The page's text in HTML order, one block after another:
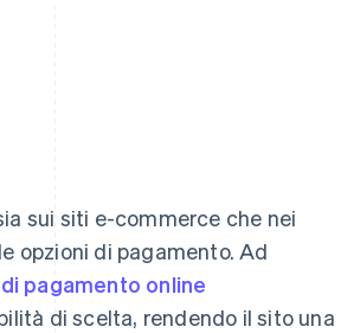
sui siti e-commerce che nei
opzioni di pagamento. Ad
pagamento online
di scelta, rendendo il sito una